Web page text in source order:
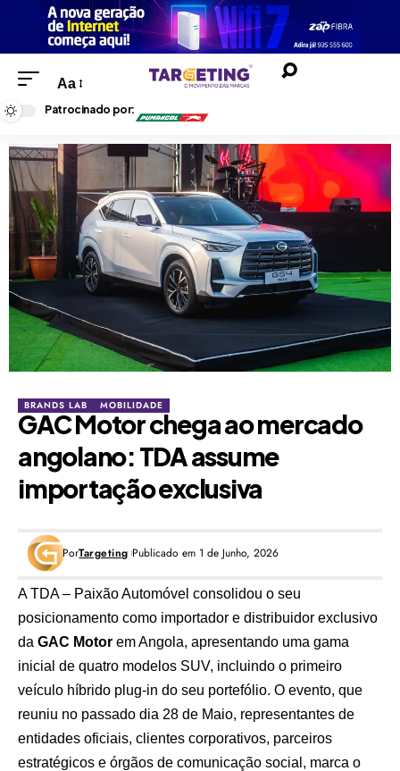
Aa
Patrocinado por:
BRANDS LAB MOBILIDADE
GAC Motor chega ao mercado
angolano: TDA assume
importação exclusiva
PorTargeting Publicado em 1 de Junho, 2026
ATDA – Paixão Automóvel consolidou o seu
posicionamento como importador e distribuidor exclusivo
da GAC Motor em Angola, apresentando uma gama
inicial de quatro modelos SUV, incluindo o primeiro
veículo híbrido plug-in do seu portefólio. O evento, que
reuniu no passado dia 28 de Maio, representantes de
entidades oficiais, clientes corporativos, parceiros
estratégicos e órgãos de comunicação social, marca o